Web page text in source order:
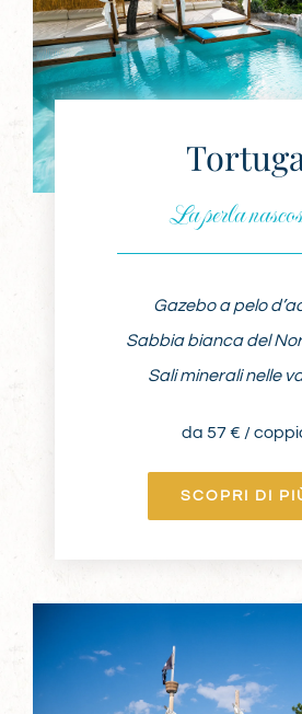
La perla
Gazebo a pelo
Sabbia bianca del
Sali minerali nelle
da 57 € /
SCOPRI DI